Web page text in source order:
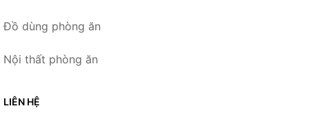
Đồ dùng phòng ăn
Nội thất phòng ăn
LIÊN HỆ